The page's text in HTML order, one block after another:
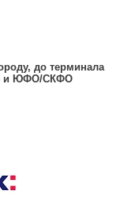
до терминала
и ЮФО/СКФО